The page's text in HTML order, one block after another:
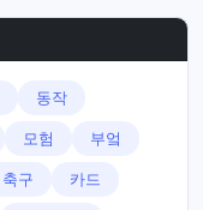
동작
모험 부엌
축구 카드